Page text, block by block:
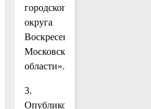
городского
округа
Воскресенск
Московской
области».
3.
Опубликовать